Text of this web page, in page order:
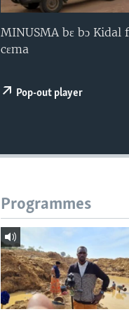
MINUSMA bɛ bɔ
cɛma
Pop-out player
Programmes